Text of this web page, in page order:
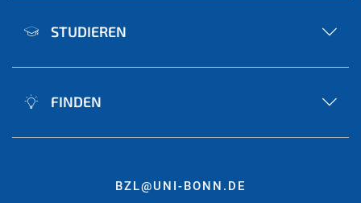
STUDIEREN
FINDEN
BZL@UNI-BONN.DE